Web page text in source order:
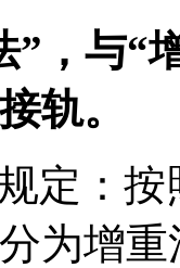
”，与“
轨。
定：
为增